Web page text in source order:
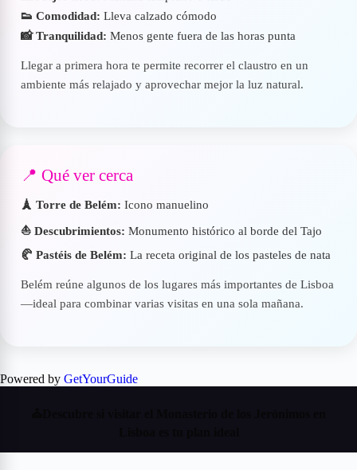
👟 Comodidad: Lleva calzado cómodo
📸 Tranquilidad: Menos gente fuera de las horas punta
Llegar a primera hora te permite recorrer el claustro en un
ambiente más relajado y aprovechar mejor la luz natural.
📍 Qué ver cerca
🗼 Torre de Belém: Icono manuelino
⛵ Descubrimientos: Monumento histórico al borde del Tajo
🥐 Pastéis de Belém: La receta original de los pasteles de nata
Belém reúne algunos de los lugares más importantes de Lisboa
—ideal para combinar varias visitas en una sola mañana.
Powered by GetYourGuide